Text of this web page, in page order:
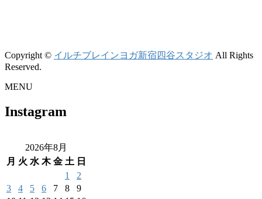
Copyright © イルチブレインヨガ新宿四谷スタジオ All Rights
Reserved.
MENU
Instagram
2026年8月
月 火 水 木 金 土 日
1
2
3
4 5 6 7 8
9